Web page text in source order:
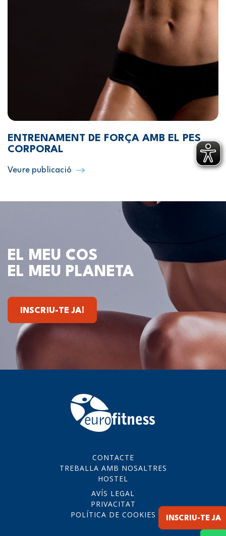
INSCRIU-TE JA
ENTRENAMENT DE FORÇA AMB EL PES
CORPORAL
Veure publicació
EL MEU COS
EL MEU PLANETA
INSCRIU-TE JA!
CONTACTE
TREBALLA AMB NOSALTRES
HOSTEL
AVÍS LEGAL
PRIVACITAT
POLÍTICA DE COOKIES